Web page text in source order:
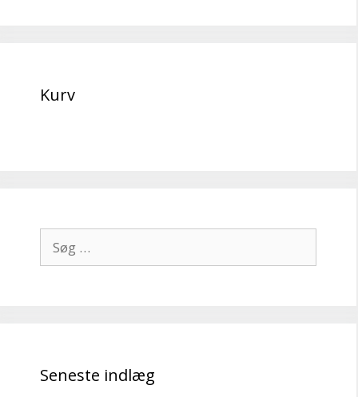
Kurv
efter:
Seneste indlæg